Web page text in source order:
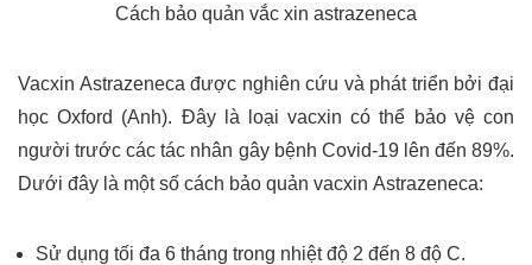
Cách bảo quản vắc xin astrazeneca
Vacxin Astrazeneca được nghiên cứu và phát triển bởi đại
học Oxford (Anh). Đây là loại vacxin có thể bảo vệ con
người trước các tác nhân gây bệnh Covid-19 lên đến 89%.
Dưới đây là một số cách bảo quản vacxin Astrazeneca:
Sử dụng tối đa 6 tháng trong nhiệt độ 2 đến 8 độ C.